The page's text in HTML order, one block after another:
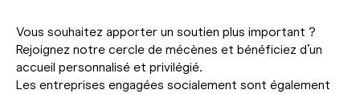
Vous souhaitez apporter un soutien plus important ?
Rejoignez notre cercle de mécènes et bénéficiez d’un
accueil personnalisé et privilégié.
Les entreprises engagées socialement sont également